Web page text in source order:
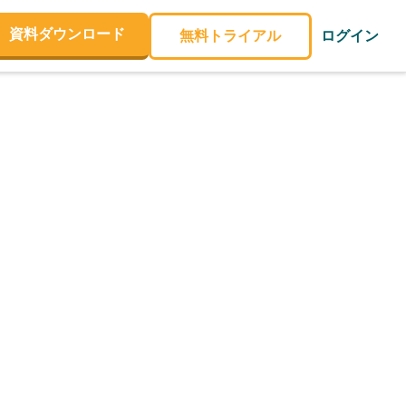
資料ダウンロード 無料トライアル ログイン